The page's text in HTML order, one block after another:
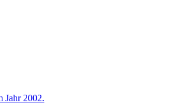
Jahr 2002.